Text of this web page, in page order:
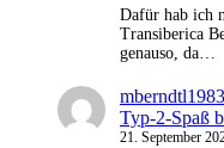
Dafür hab ich
Transiberica
genauso, da…
mberndtl1983
Typ-2-Spaß
21. September